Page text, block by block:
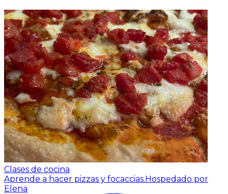
Clases de cocina
Aprende a hacer pizzas y focaccias.Hospedado por
Elena